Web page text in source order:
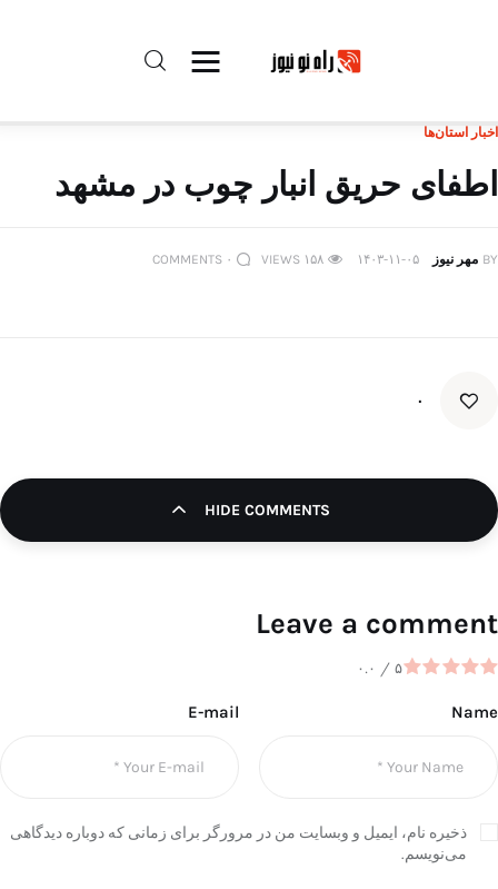
ارتباط با راه‌ نو نیوز
آوین دیلی
خرید موتور ایمپلنت
اخبار استان‌ها
اطفای حریق انبار چوب در مشهد
BY مهر نیوز ۱۴۰۳-۱۱-۰۵ ۱۵۸ VIEWS ۰ COMMENTS
۰
HIDE COMMENTS
Leave a comment
۰.۰ / ۵
Name
E-mail
ذخیره نام، ایمیل و وبسایت من در مرورگر برای زمانی که دوباره دیدگاهی
می‌نویسم.